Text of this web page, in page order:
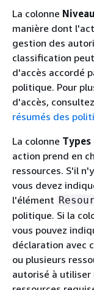
La colonne
manière dont
gestion des
classification
d'accès accordé
politique. Pour
d'accès,
résumés des
La colonne Types
action prend en
ressources. S'il
vous devez
l'élément
politique. Si la
vous pouvez
déclaration avec
ou plusieurs
autorisé à utiliser